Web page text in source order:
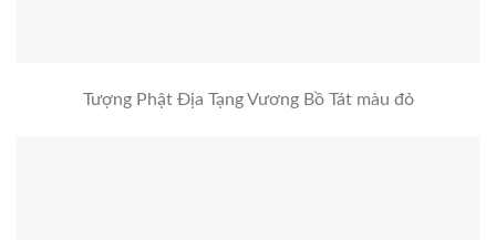
Tượng Phật Địa Tạng Vương Bồ Tát màu đỏ